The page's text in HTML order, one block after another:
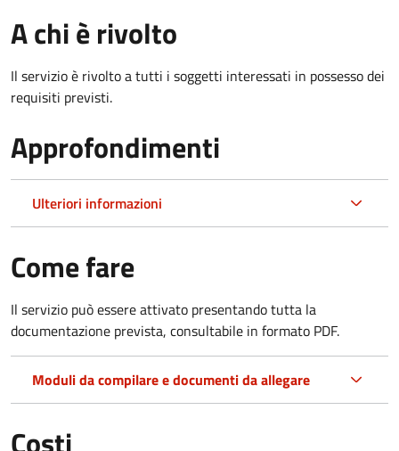
A chi è rivolto
Il servizio è rivolto a tutti i soggetti interessati in possesso dei
requisiti previsti.
Approfondimenti
Ulteriori informazioni
Come fare
Il servizio può essere attivato presentando tutta la
documentazione prevista, consultabile in formato PDF.
Moduli da compilare e documenti da allegare